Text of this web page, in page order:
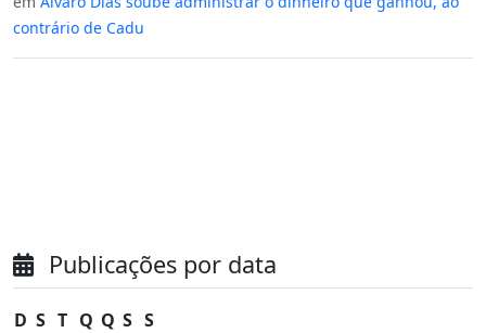
contrário de Cadu
Publicações por data
D S T Q Q S S